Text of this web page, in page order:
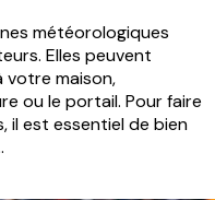
météorologiques
Elles peuvent
votre maison,
ou le portail. Pour faire
il est essentiel de bien